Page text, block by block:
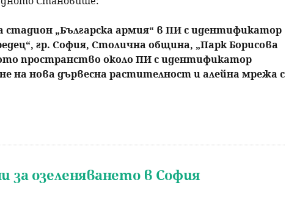
р
с
е
е
„Българска армия“ в ПИ с идентификатор
гр. София, Столична община, „Парк Борисова
пространство около ПИ с идентификатор
на нова дървесна растителност и алейна мрежа с
за озеленяването в София